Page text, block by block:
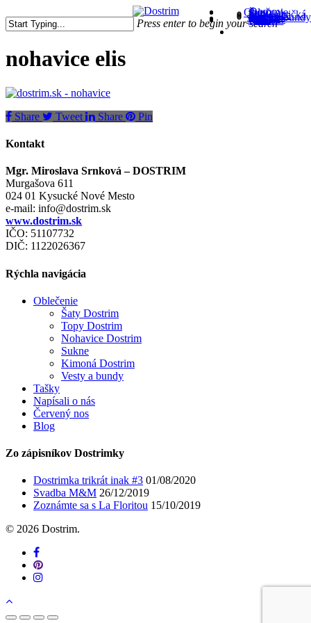
to
content
Domov
Oblečenie
Sety
Šaty
Topy a tričká
Nohavice
Sukne
Kimoná
Vesty a bundy
Tašky
Skladom
Blog
Kontakt
search
Press enter to begin your search
Search
nohavice elis
Share Tweet Share Pin
Kontakt
Mgr. Miroslava Srnková – DOSTRIM
Murgašova 611
024 01 Kysucké Nové Mesto
e-mail: info@dostrim.sk
www.dostrim.sk
IČO: 51107732
DIČ: 1122026367
Rýchla navigácia
Oblečenie
Šaty Dostrim
Topy Dostrim
Nohavice Dostrim
Sukne
Kimoná Dostrim
Vesty a bundy
Tašky
Napísali o nás
Červený nos
Blog
Zo zápisníkov Dostrimky
Dostrimka trikrát inak #3 01/08/2020
Svadba M&M 26/12/2019
Zoznámte sa s La Floritou 15/10/2019
© 2026 Dostrim.
facebook
pinterest
instagram